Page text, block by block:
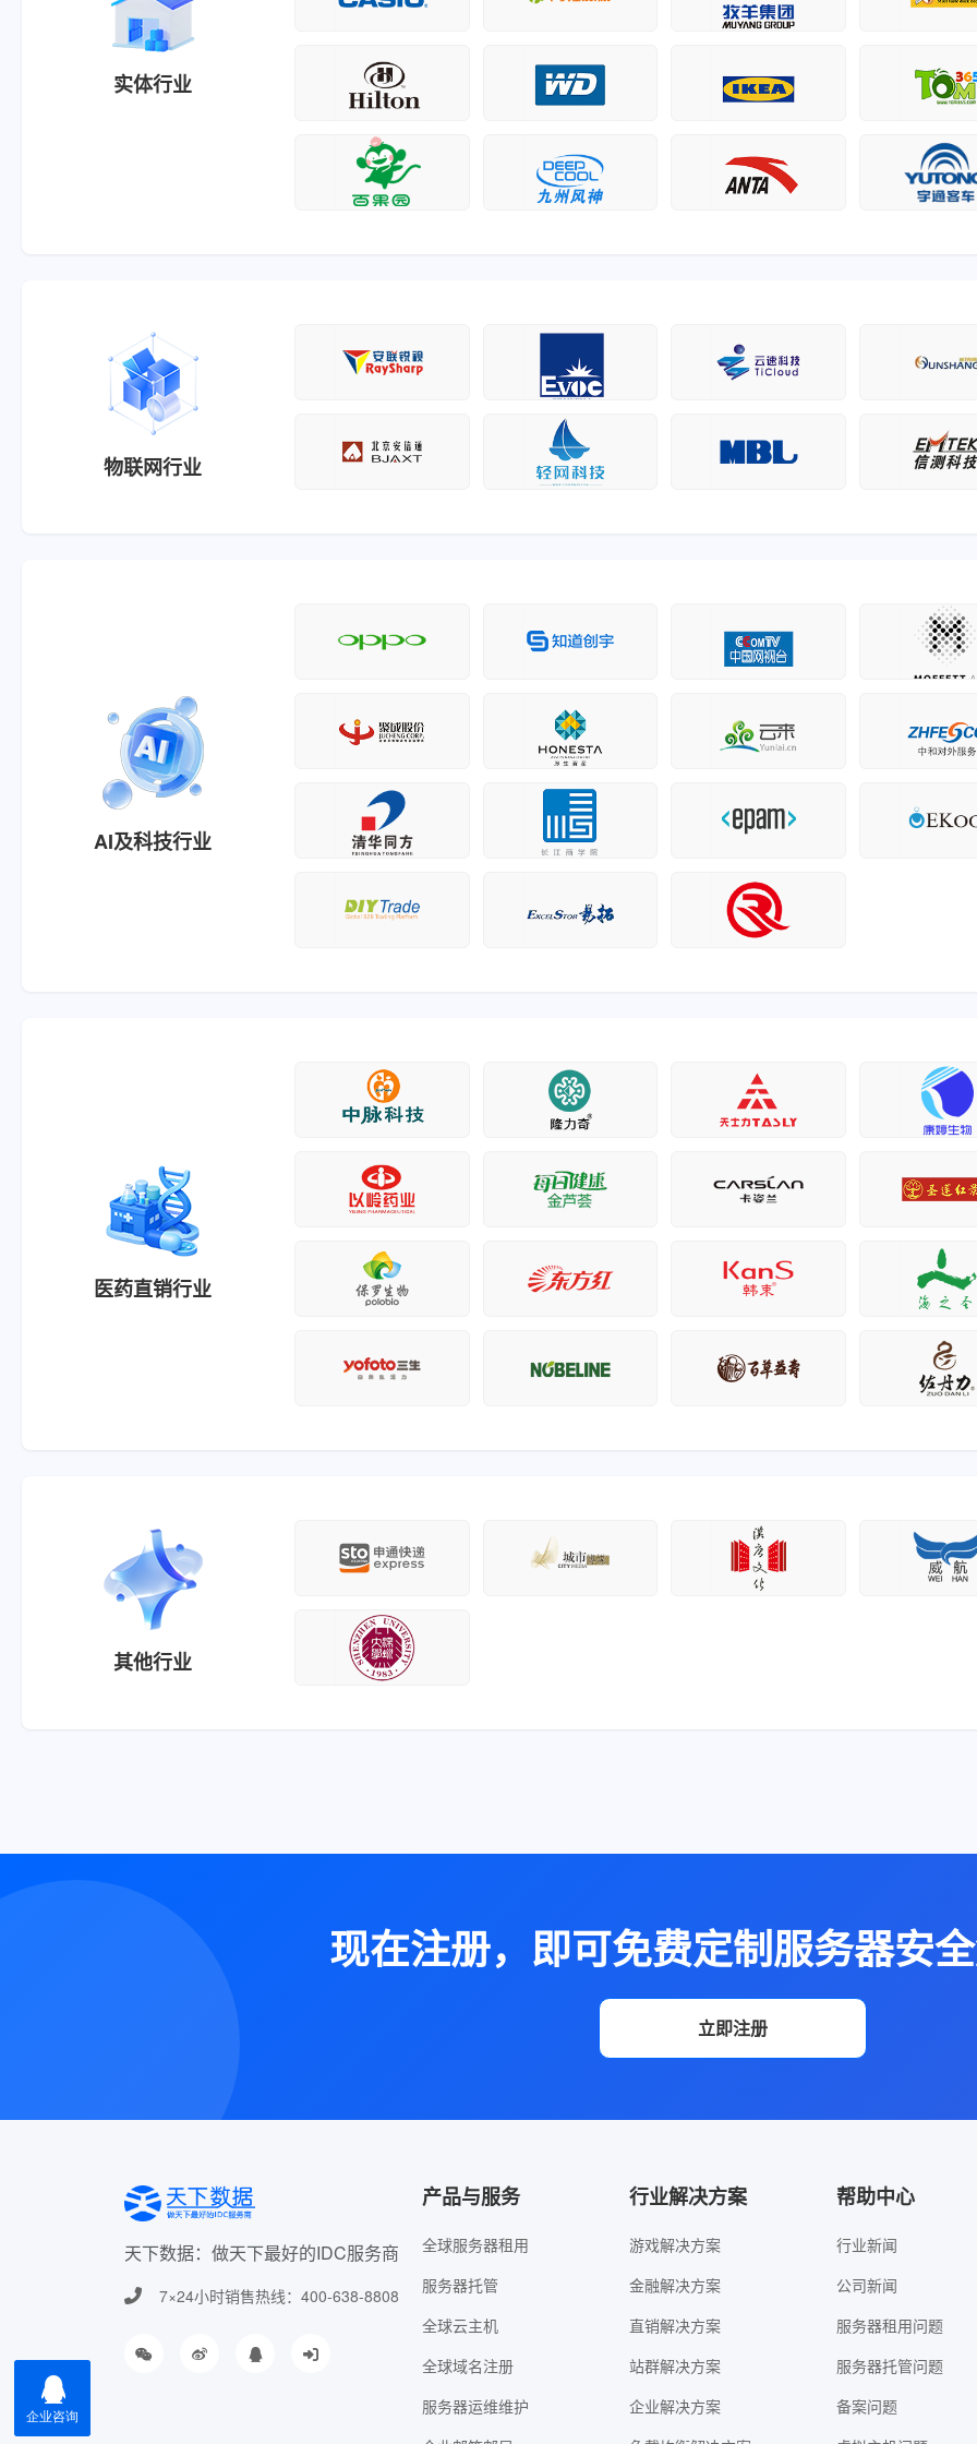
实体行业
物联网行业
AI及科技行业
医药直销行业
其他行业
现在注册，即可免费定制服务器安
立即注册
天下数据：做天下最好的IDC服务商
7×24小时销售热线：400-638-8808
产品与服务
全球服务器租用
服务器托管
全球云主机
全球域名注册
服务器运维维护
行业解决方案
游戏解决方案
金融解决方案
直销解决方案
站群解决方案
企业解决方案
帮助中心
行业新闻
公司新闻
服务器租用问题
服务器托管问题
备案问题